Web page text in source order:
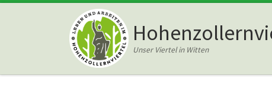
Zum Inhalt springen
Unser Viertel in Witten